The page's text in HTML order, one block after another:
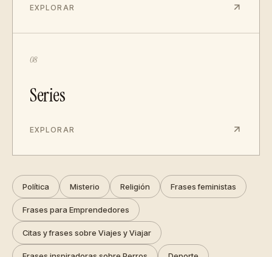
EXPLORAR
08
Series
EXPLORAR
Política Misterio Religión Frases feministas
Frases para Emprendedores
Citas y frases sobre Viajes y Viajar